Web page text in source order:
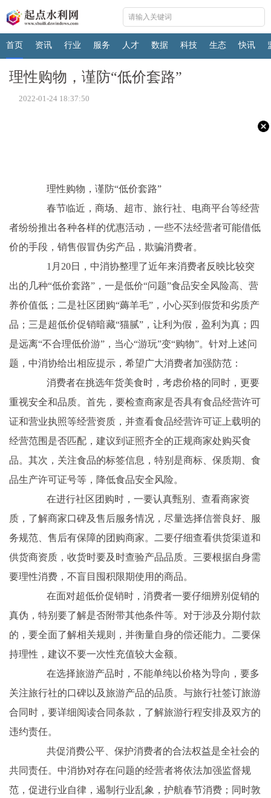
首页 资讯 行业 服务 人才 数据 科技 生态 快讯
理性购物，谨防“低价套路”
2022-01-24 18:37:50
理性购物，谨防“低价套路”
春节临近，商场、超市、旅行社、电商平台等经营
者纷纷推出各种各样的优惠活动，一些不法经营者可能借低
价的手段，销售假冒伪劣产品，欺骗消费者。
1月20日，中消协整理了近年来消费者反映比较突
出的几种“低价套路”，一是低价“问题”食品安全风险高、营
养价值低；二是社区团购“薅羊毛”，小心买到假货和劣质产
品；三是超低价促销暗藏“猫腻”，让利为假，盈利为真；四
是远离“不合理低价游”，当心“游玩”变“购物”。针对上述问
题，中消协给出相应提示，希望广大消费者加强防范：
消费者在挑选年货美食时，考虑价格的同时，更要
重视安全和品质。首先，要检查商家是否具有食品经营许可
证和营业执照等经营资质，并查看食品经营许可证上载明的
经营范围是否匹配，建议到证照齐全的正规商家处购买食
品。其次，关注食品的标签信息，特别是商标、保质期、食
品生产许可证号等，降低食品安全风险。
在进行社区团购时，一要认真甄别、查看商家资
质，了解商家口碑及售后服务情况，尽量选择信誉良好、服
务规范、售后有保障的团购商家。二要仔细查看供货渠道和
供货商资质，收货时要及时查验产品品质。三要根据自身需
要理性消费，不盲目囤积限期使用的商品。
在面对超低价促销时，消费者一要仔细辨别促销的
真伪，特别要了解是否附带其他条件等。对于涉及分期付款
的，要全面了解相关规则，并衡量自身的偿还能力。二要保
持理性，建议不要一次性充值较大金额。
在选择旅游产品时，不能单纯以价格为导向，要多
关注旅行社的口碑以及旅游产品的品质。与旅行社签订旅游
合同时，要详细阅读合同条款，了解旅游行程安排及双方的
违约责任。
共促消费公平、保护消费者的合法权益是全社会的
共同责任。中消协对存在问题的经营者将依法加强监督规
范，促进行业自律，遏制行业乱象，护航春节消费；同时敦